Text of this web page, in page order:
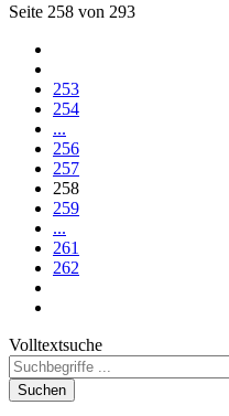
Seite 258 von 293
253
254
...
256
257
258
259
...
261
262
Volltextsuche
Suchen